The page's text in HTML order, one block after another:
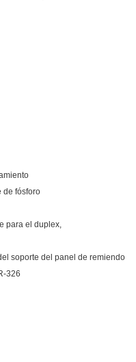
de fósforo
para el duplex,
soporte del panel de remiendo
326